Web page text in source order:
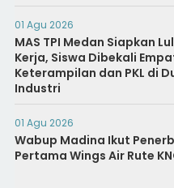
01 Agu 2026
MAS TPI Medan Siapkan
Kerja, Siswa Dibekali
Keterampilan dan PKL di
Industri
01 Agu 2026
Wabup Madina Ikut
Pertama Wings Air Rute